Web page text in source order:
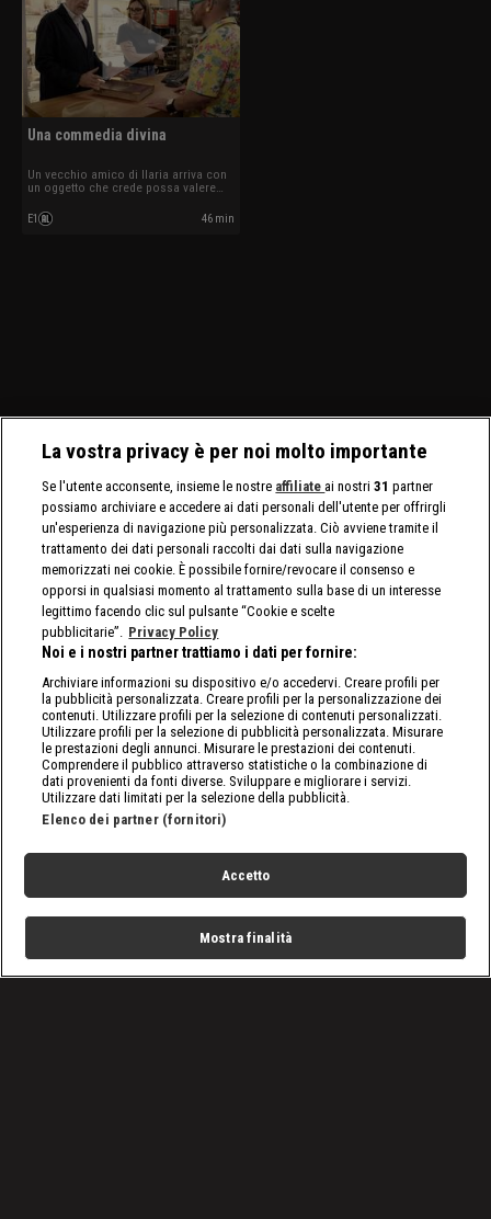
Una commedia divina
Un vecchio amico di Ilaria arriva con
un oggetto che crede possa valere
E1 46 min
La vostra privacy è per noi molto importante
Se l'utente acconsente, insieme le nostre affiliate ai nostri31 partner
possiamo archiviare e accedere ai dati personali dell'utente per offrirgli
un'esperienza di navigazione più personalizzata. Ciò avviene tramite il
trattamento dei dati personali raccolti dai dati sulla navigazione
memorizzati nei cookie. È possibile fornire/revocare il consenso e
opporsi in qualsiasi momento al trattamento sulla base di un interesse
legittimo facendo clic sul pulsante “Cookie e scelte
pubblicitarie”. Privacy Policy
Noi e i nostri partner trattiamo i dati per fornire:
Archiviare informazioni su dispositivo e/o accedervi. Creare profili per
la pubblicità personalizzata. Creare profili per la personalizzazione dei
contenuti. Utilizzare profili per la selezione di contenuti personalizzati.
Utilizzare profili per la selezione di pubblicità personalizzata. Misurare
le prestazioni degli annunci. Misurare le prestazioni dei contenuti.
Comprendere il pubblico attraverso statistiche o la combinazione di
dati provenienti da fonti diverse. Sviluppare e migliorare i servizi.
Utilizzare dati limitati per la selezione della pubblicità.
Elenco dei partner (fornitori)
Accetto
Mostra finalità